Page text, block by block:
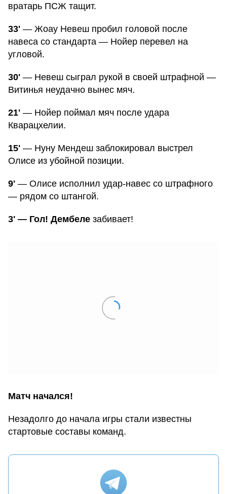
вратарь ПСЖ тащит.
33' — Жоау Невеш пробил головой после
навеса со стандарта — Нойер перевел на
угловой.
30' — Невеш сыграл рукой в своей штрафной —
Витинья неудачно вынес мяч.
21' — Нойер поймал мяч после удара
Кварацхелии.
15' — Нуну Мендеш заблокировал выстрел
Олисе из убойной позиции.
9' — Олисе исполнил удар-навес со штрафного
— рядом со штангой.
3' — Гол! Дембеле забивает!
Матч начался!
Незадолго до начала игры стали известны
стартовые составы команд.